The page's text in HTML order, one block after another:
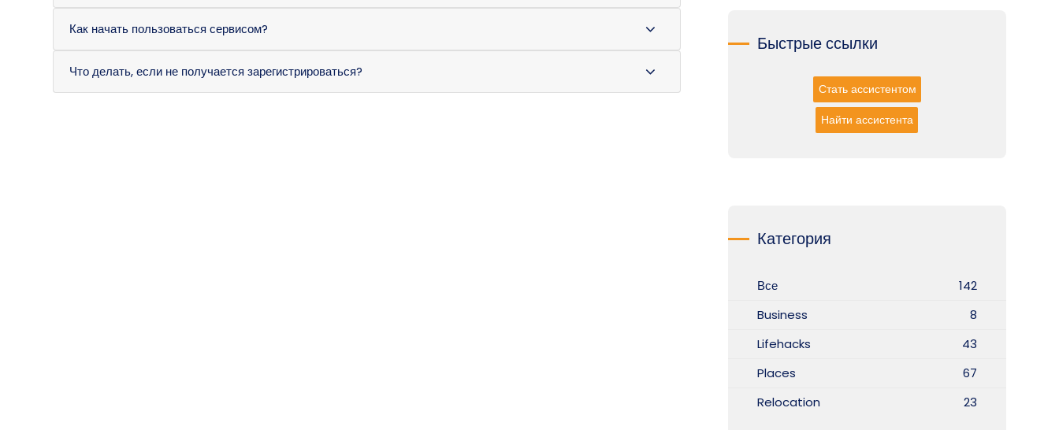
Как начать пользоваться сервисом?
Что делать, если не получается зарегистрироваться?
Быстрые ссылки
Стать ассистентом
Найти ассистента
Категория
Все
142
Business
8
Lifehacks
43
Places
67
Relocation
23